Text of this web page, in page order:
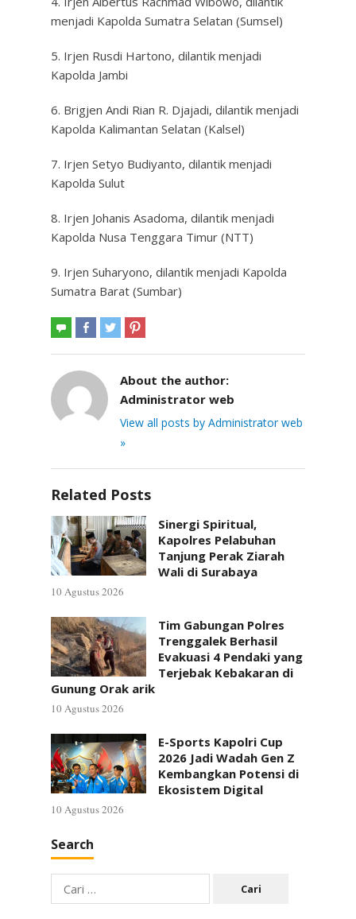
menjadi Kapolda Sumatra Selatan (Sumsel)
5. Irjen Rusdi Hartono, dilantik menjadi
Kapolda Jambi
6. Brigjen Andi Rian R. Djajadi, dilantik menjadi
Kapolda Kalimantan Selatan (Kalsel)
7. Irjen Setyo Budiyanto, dilantik menjadi
Kapolda Sulut
8. Irjen Johanis Asadoma, dilantik menjadi
Kapolda Nusa Tenggara Timur (NTT)
9. Irjen Suharyono, dilantik menjadi Kapolda
Sumatra Barat (Sumbar)
About the author:
Administrator web
View all posts by Administrator web
»
Related Posts
Sinergi Spiritual,
Kapolres Pelabuhan
Tanjung Perak Ziarah
Wali di Surabaya
10 Agustus 2026
Tim Gabungan Polres
Trenggalek Berhasil
Evakuasi 4 Pendaki yang
Terjebak Kebakaran di
Gunung Orak arik
10 Agustus 2026
E-Sports Kapolri Cup
2026 Jadi Wadah Gen Z
Kembangkan Potensi di
Ekosistem Digital
10 Agustus 2026
Search
Cari
untuk: